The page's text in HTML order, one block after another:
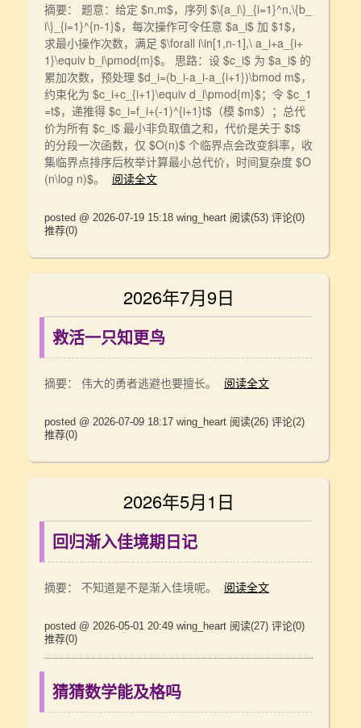
摘要： 题意：给定 $n,m$，序列 $\{a_i\}_{i=1}^n,\{b_
i\}_{i=1}^{n-1}$，每次操作可令任意 $a_i$ 加 $1$，
求最小操作次数，满足 $\forall i\in[1,n-1],\ a_i+a_{i+
1}\equiv b_i\pmod{m}$。 思路：设 $c_i$ 为 $a_i$ 的
累加次数，预处理 $d_i=(b_i-a_i-a_{i+1})\bmod m$，
约束化为 $c_i+c_{i+1}\equiv d_i\pmod{m}$；令 $c_1
=t$，递推得 $c_i=f_i+(-1)^{i+1}t$（模 $m$）；总代
价为所有 $c_i$ 最小非负取值之和，代价是关于 $t$
的分段一次函数，仅 $O(n)$ 个临界点会改变斜率，收
集临界点排序后枚举计算最小总代价，时间复杂度 $O
(n\log n)$。
阅读全文
posted @ 2026-07-19 15:18 wing_heart 阅读(53) 评论(0)
推荐(0)
2026年7月9日
救活一只知更鸟
摘要： 伟大的勇者逃避也要擅长。 阅读全文
posted @ 2026-07-09 18:17 wing_heart 阅读(26) 评论(2)
推荐(0)
2026年5月1日
回归渐入佳境期日记
摘要： 不知道是不是渐入佳境呢。 阅读全文
posted @ 2026-05-01 20:49 wing_heart 阅读(27) 评论(0)
推荐(0)
猜猜数学能及格吗